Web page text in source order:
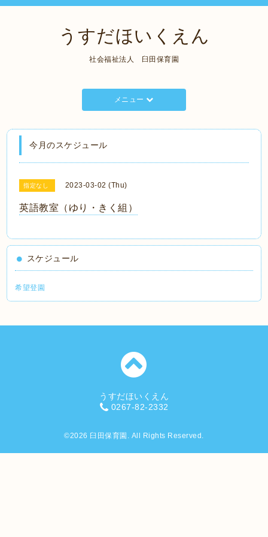
うすだほいくえん
社会福祉法人 臼田保育園
メニュー
今月のスケジュール
指定なし 2023-03-02 (Thu)
英語教室（ゆり・きく組）
スケジュール
希望登園
うすだほいくえん
0267-82-2332
©2026 臼田保育園 . All Rights Reserved.